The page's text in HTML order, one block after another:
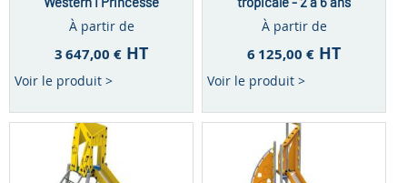
À partir de
3 647,00 € HT
Voir le produit >
À partir de
6 125,00 € HT
Voir le produit >